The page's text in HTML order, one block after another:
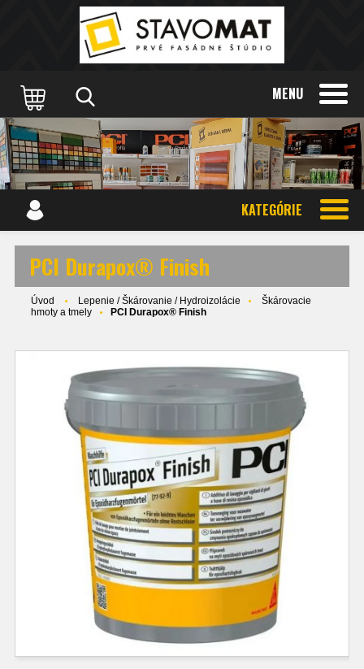
MENU
KATEGÓRIE
PCI Durapox® Finish
Úvod Lepenie / Škárovanie / Hydroizolácie
Škárovacie
hmoty a tmely
PCI Durapox® Finish